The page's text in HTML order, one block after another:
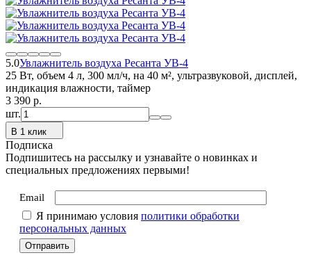
5.0Увлажнитель воздуха Ресанта УВ-4
25 Вт, объем 4 л, 300 мл/ч, на 40 м², ультразвуковой, дисплей,
индикация влажности, таймер
3 390 p.
шт.
В 1 клик
Подписка
Подпишитесь на рассылку и узнавайте о новинках и
специальных предложениях первыми!
Email
Я принимаю условия политики обработки
персональных данных